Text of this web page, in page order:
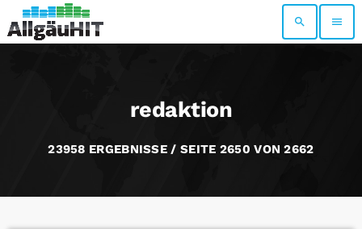
search menu
redaktion
23958 ERGEBNISSE / SEITE 2650 VON 2662